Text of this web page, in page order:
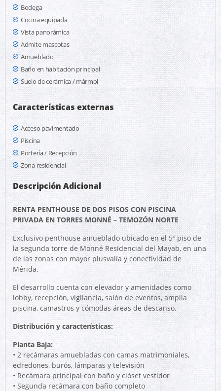
Bodega
Cocina equipada
Vista panorámica
Admite mascotas
Amueblado
Baño en habitación principal
Suelo de cerámica / mármol
Características externas
Acceso pavimentado
Piscina
Portería / Recepción
Zona residencial
Descripción Adicional
RENTA PENTHOUSE DE DOS PISOS CON PISCINA
PRIVADA EN TORRES MONNÉ – TEMOZÓN NORTE
Exclusivo penthouse amueblado ubicado en el 5º piso de
la segunda torre de Monné Residencial del Mayab, en una
de las zonas con mayor plusvalía y conectividad de
Mérida.
El desarrollo cuenta con elevador y amenidades como
lobby, recepción, vigilancia, salón de eventos, amplia
piscina, camastros y cómodas áreas de descanso.
Distribución y características:
Planta Baja:
• 2 recámaras amuebladas con camas matrimoniales,
edredones, burós, lámparas y televisión
• Recámara principal con baño y clóset vestidor
• Segunda recámara con baño completo